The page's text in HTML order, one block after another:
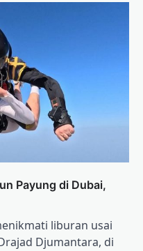
Payung di Dubai,
liburan usai
Djumantara, di